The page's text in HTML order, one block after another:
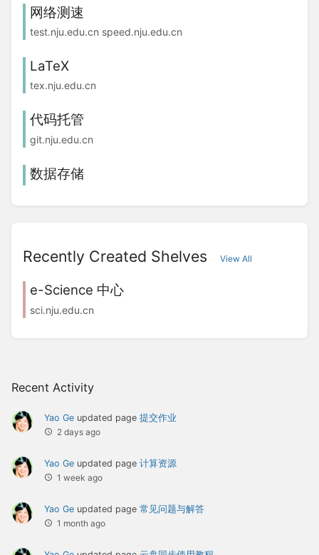
Recent Activity
Yao Ge updated page 提交作业
2 days ago
Yao Ge updated page 计算资源
1 week ago
Yao Ge updated page 常见问题与解答
1 month ago
网络测速
test.nju.edu.cn speed.nju.edu.cn
LaTeX
tex.nju.edu.cn
代码托管
git.nju.edu.cn
数据存储
Recently Created Shelves View All
e-Science 中心
sci.nju.edu.cn